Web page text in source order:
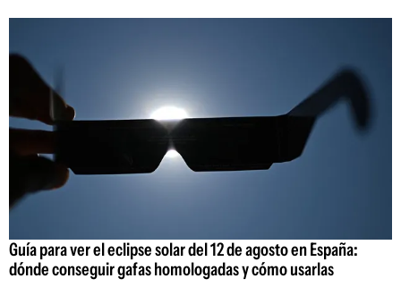
Guía para ver el eclipse solar del 12 de agosto en España:
dónde conseguir gafas homologadas y cómo usarlas